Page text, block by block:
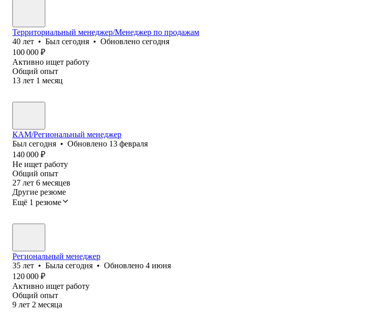
Территориальный менеджер/Менеджер по продажам
40 лет • Был сегодня • Обновлено сегодня
100 000 ₽
Активно ищет работу
Общий опыт
13 лет 1 месяц
КАМ/Региональный менеджер
Был сегодня • Обновлено 13 февраля
140 000 ₽
Не ищет работу
Общий опыт
27 лет 6 месяцев
Другие резюме
Ещё 1 резюме
Региональный менеджер
35 лет • Была сегодня • Обновлено 4 июня
120 000 ₽
Активно ищет работу
Общий опыт
9 лет 2 месяца